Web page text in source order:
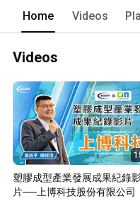
Home Videos
Videos
塑膠成型產業發展成果紀錄
片──上博科技股份有限公司